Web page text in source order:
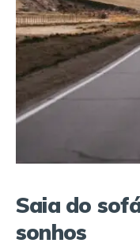
Saia do
sonhos